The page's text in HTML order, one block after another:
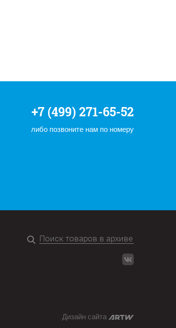
+7 (499) 271-65-52
либо позвоните нам по номеру
Дизайн сайта